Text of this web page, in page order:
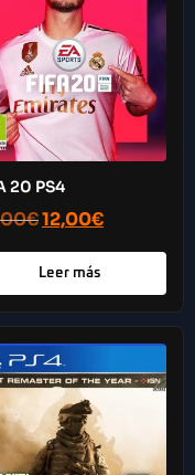
20 PS4
€12,00€
Leer más